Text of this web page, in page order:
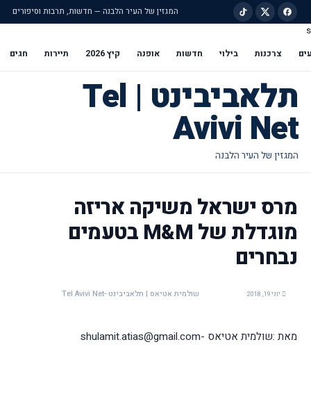
המגזין של העיר הלבנה — חדשות, תרבות וסיפורים
s
צרכנות בילוי חדשות אופנה קיץ 2026 תיירות חגים
תלאביבינט | Tel
Avivi Net
מרס ישראל משיקה אריזה
מוגדלת של M&M בטעמים
נבחרים
יוני 19, 2018 שולמית אטיאס | תלאביבינט -Tel Avivi Net
מאת :שולמית אטיאס -shulamit.atias@gmail.com